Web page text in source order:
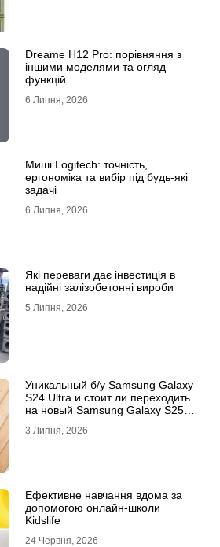
Dreame H12 Pro: порівняння з
іншими моделями та огляд
функцій
6 Липня, 2026
Миші Logitech: точність,
ергономіка та вибір під будь-які
задачі
6 Липня, 2026
Які переваги дає інвестиція в
надійні залізобетонні вироби
5 Липня, 2026
Уникальный б/у Samsung Galaxy
S24 Ultra и стоит ли переходить
на новый Samsung Galaxy S25
3 Липня, 2026
Ефективне навчання вдома за
допомогою онлайн-школи
Kidslife
24 Червня, 2026